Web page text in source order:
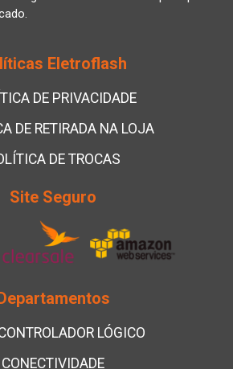
Eletroflash
DE PRIVACIDADE
DE RETIRADA NA LOJA
DE TROCAS
Site Seguro
LÓGICO
CONECTIVIDADE